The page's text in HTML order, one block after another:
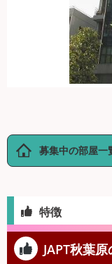
特徴
JAPT秋葉
募集中の部屋一